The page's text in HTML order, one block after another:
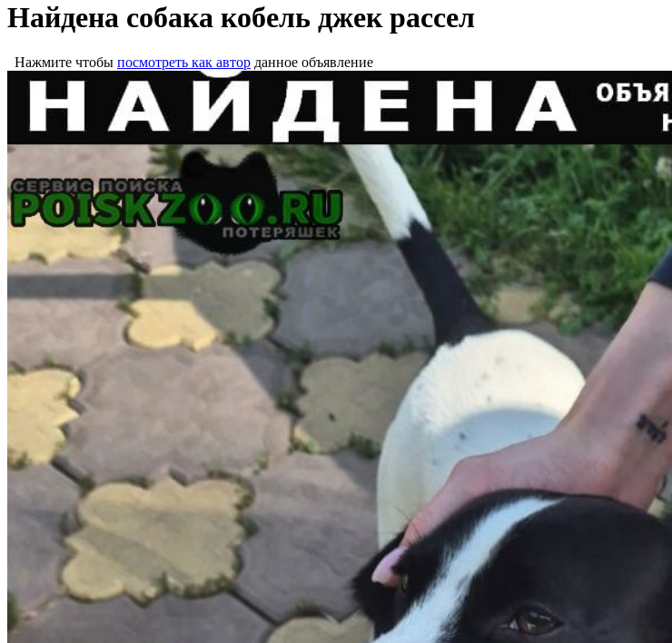
Найдена собака кобель джек рассел
Нажмите чтобы посмотреть как автор данное объявление